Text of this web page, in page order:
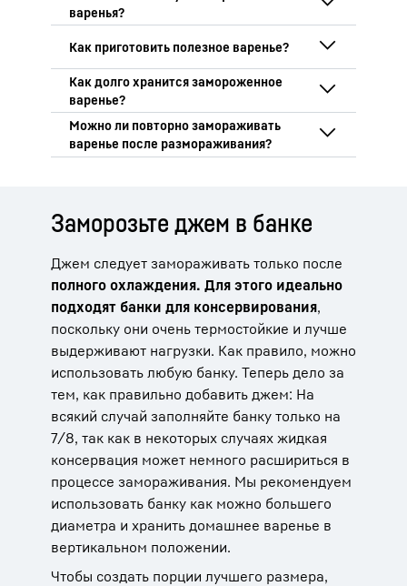
Нет, вкус обычно сохраняется, если
контейнер и не хранится слишком
долго. Замораживание сохраняет
натуральный фруктовый вкус так, что он
почти не меняется.
Полезный джем легко приготовить из
консервированного сахара, лимонного
сока и агар-агара. Важно тщательно
обработать его, чтобы варенье
сохранилось как можно дольше без
Замороженное варенье можно хранить
не менее 6-12 месяцев. Хотя по
температура хранения -18 °C
обеспечивает наилучший срок годности.
размораживания, так как повторное
замораживание и размораживание
консистенции. Лучше всего
замораживать его порционно, тогда
вам придется размораживать только
Заморозьте джем в банке
Джем следует замораживать только после
полного охлаждения. Для этого идеально
подходят банки для консервирования,
поскольку они очень термостойкие и лучше
выдерживают нагрузки. Как правило, можно
использовать любую банку. Теперь дело за
тем, как правильно добавить джем: На
всякий случай заполняйте банку только на
7/8, так как в некоторых случаях жидкая
консервация может немного расшириться в
процессе замораживания. Мы рекомендуем
использовать банку как можно большего
диаметра и хранить домашнее варенье в
вертикальном положении.
Чтобы создать порции лучшего размера,